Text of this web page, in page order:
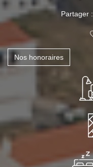
Partager :
Nos honoraires